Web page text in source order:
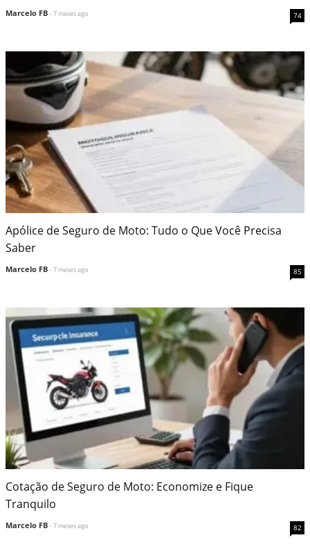
Marcelo FB - 7 meses ago 74
Apólice de Seguro de Moto: Tudo o Que Você Precisa
Saber
Marcelo FB - 7 meses ago 85
Cotação de Seguro de Moto: Economize e Fique
Tranquilo
Marcelo FB - 7 meses ago 82